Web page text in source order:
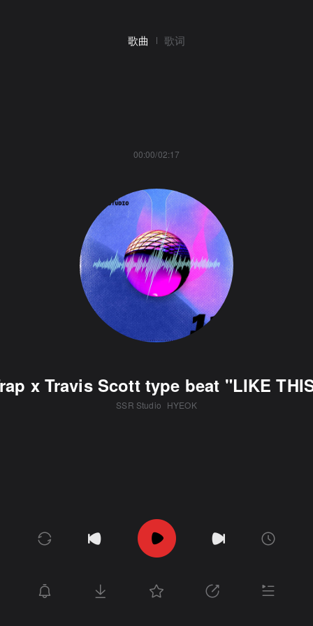
歌曲 歌词
00:00/02:17
x Travis Scott type beat "LIKE
SSR Studio HYEOK